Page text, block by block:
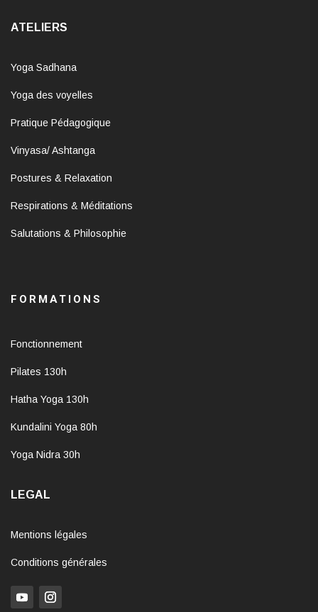
ATELIERS
Yoga Sadhana
Yoga des voyelles
Pratique Pédagogique
Vinyasa/ Ashtanga
Postures & Relaxation
Respirations & Méditations
Salutations & Philosophie
FORMATIONS
Fonctionnement
Pilates 130h
Hatha Yoga 130h
Kundalini Yoga 80h
Yoga Nidra 30h
LEGAL
Mentions légales
Conditions générales